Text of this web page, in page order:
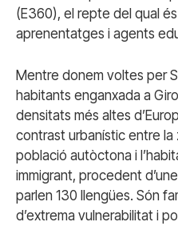
(E360), el repte del qual
aprenentatges i agents
Mentre donem voltes per
habitants enganxada a
densitats més altes
contrast urbanístic entre la
població autòctona i
immigrant, procedent
parlen 130 llengües. Són
d’extrema vulnerabilitat i